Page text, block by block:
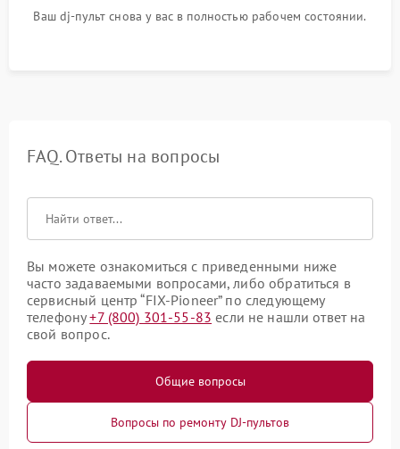
Ваш dj-пульт снова у вас в полностью рабочем состоянии.
FAQ. Ответы на вопросы
Вы можете ознакомиться с приведенными ниже
часто задаваемыми вопросами, либо обратиться в
сервисный центр “FIX-Pioneer” по следующему
телефону+7 (800) 301-55-83 если не нашли ответ на
свой вопрос.
Общие вопросы
Вопросы по ремонту DJ-пультов